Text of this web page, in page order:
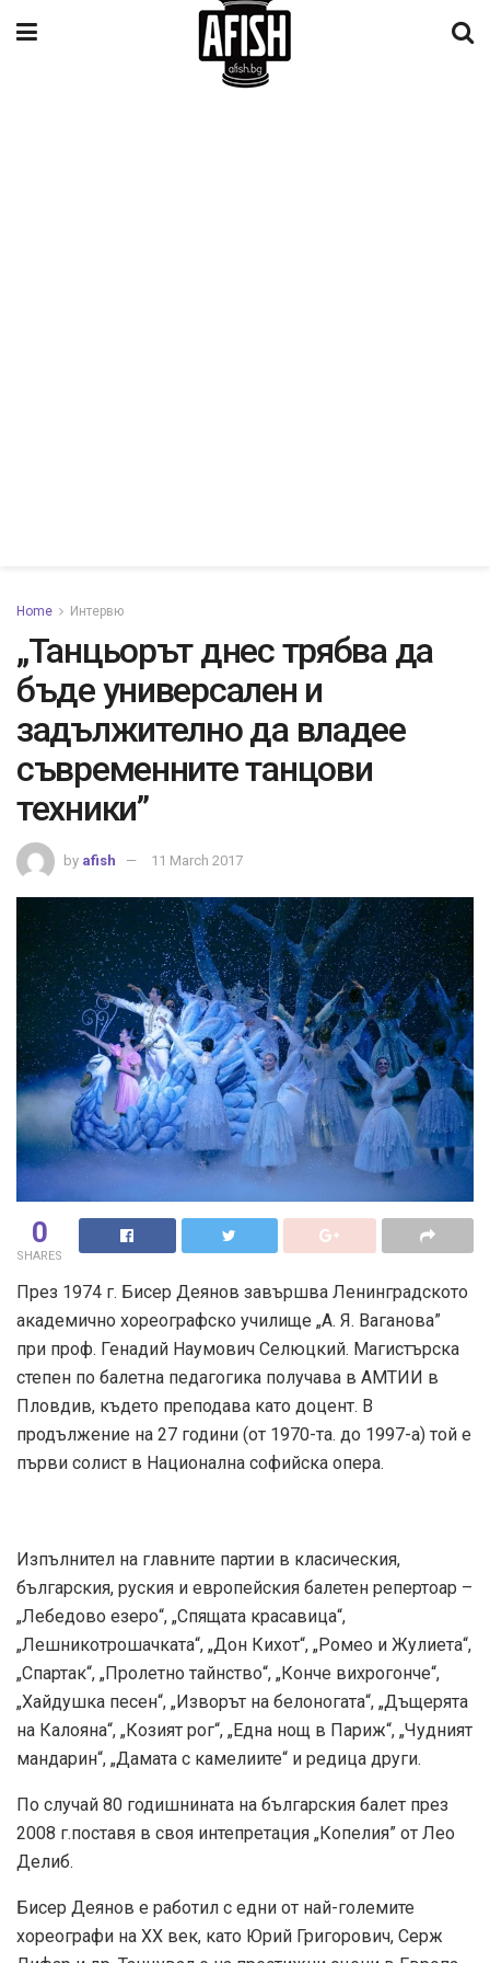
Home Интервю
„Танцьорът днес трябва да
бъде универсален и
задължително да владее
съвременните танцови
техники”
by afish 11 March 2017
0
SHARES
През 1974 г. Бисер Деянов завършва Ленинградското
академично хореографско училище „А. Я. Ваганова”
при проф. Генадий Наумович Селюцкий. Магистърска
степен по балетна педагогика получава в АМТИИ в
Пловдив, където преподава като доцент. В
продължение на 27 години (от 1970-та. до 1997-а) той е
първи солист в Национална софийска опера.
Изпълнител на главните партии в класическия,
българския, руския и европейския балетен репертоар –
„Лебедово езеро“, „Спящата красавица“,
„Лешникотрошачката“, „Дон Кихот“, „Ромео и Жулиета“,
„Спартак“, „Пролетно тайнство“, „Конче вихрогонче“,
„Хайдушка песен“, „Изворът на белоногата“, „Дъщерята
на Калояна“, „Козият рог“, „Една нощ в Париж“, „Чудният
мандарин“, „Дамата с камелиите“ и редица други.
По случай 80 годишнината на българския балет през
2008 г.поставя в своя интепретация „Копелия” от Лео
Делиб.
Бисер Деянов е работил с едни от най-големите
хореографи на XX век, като Юрий Григорович, Серж